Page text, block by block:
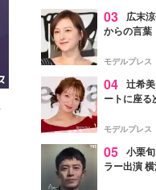
03
広末
からの言葉
モデルプレス
04 辻希
ートに座る
ぎ」「成長
モデルプレス
05 小栗
ラー出演